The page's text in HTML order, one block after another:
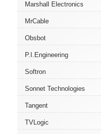
Marshall Electronics
MrCable
Obsbot
P.I.Engineering
Softron
Sonnet Technologies
Tangent
TVLogic